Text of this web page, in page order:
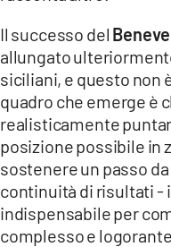
Il successo del
allungato
siciliani, e questo non
quadro che emerge è
realisticamente
posizione possibile in
sostenere un passo
continuità di risultati -
indispensabile per
complesso e